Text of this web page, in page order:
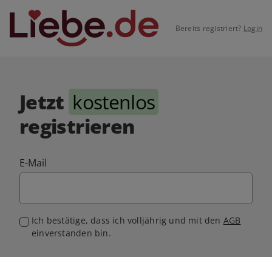
Bereits registriert? Login
Jetzt kostenlos
registrieren
E-Mail
Ich bestätige, dass ich volljährig und mit den AGB
einverstanden bin.